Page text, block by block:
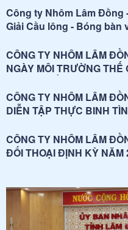
Công ty Nhôm Lâm Đồng
Giải Cầu lông - Bóng
CÔNG TY NHÔM LÂM
NGÀY MÔI TRƯỜNG THẾ
CÔNG TY NHÔM LÂM
DIỄN TẬP THỰC BINH
NĂM 2026
CÔNG TY NHÔM LÂM
ĐỐI THOẠI ĐỊNH KỲ NĂM